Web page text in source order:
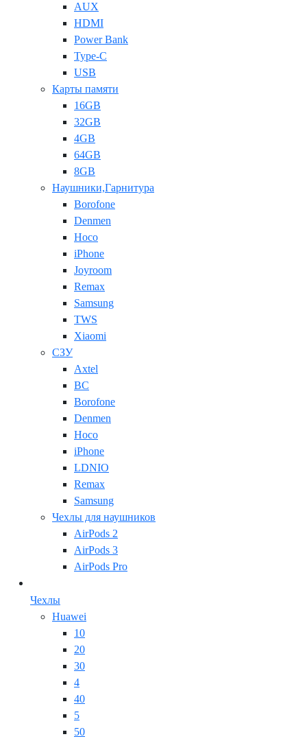
AUX
HDMI
Power Bank
Type-C
USB
Карты памяти
16GB
32GB
4GB
64GB
8GB
Наушники,Гарнитура
Borofone
Denmen
Hoco
iPhone
Joyroom
Remax
Samsung
TWS
Xiaomi
СЗУ
Axtel
BC
Borofone
Denmen
Hoco
iPhone
LDNIO
Remax
Samsung
Чехлы для наушников
AirPods 2
AirPods 3
AirPods Pro
Чехлы
Huawei
10
20
30
4
40
5
50